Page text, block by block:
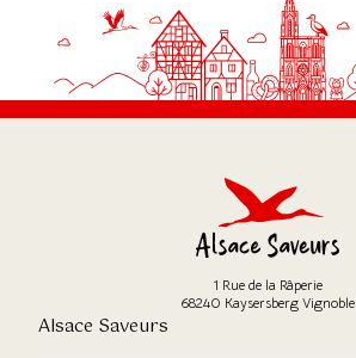
1 Rue de la Râperie
68240 Kaysersberg Vignoble
Alsace Saveurs